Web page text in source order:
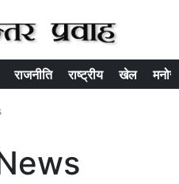
राजनीति राष्ट्रीय खेल